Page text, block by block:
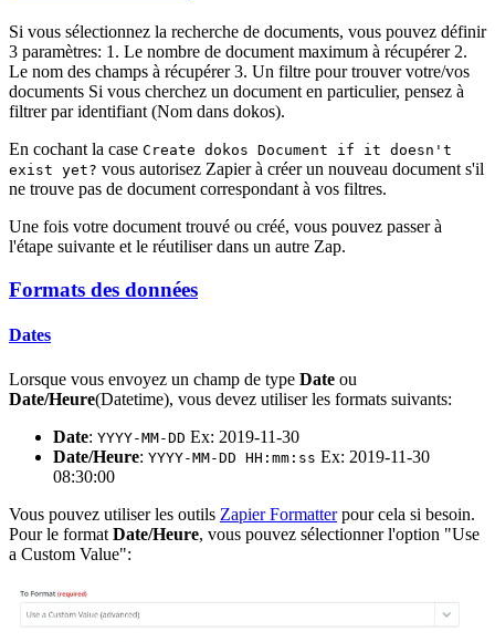
Si vous sélectionnez la recherche de documents, vous pouvez définir
3 paramètres: 1. Le nombre de document maximum à récupérer 2.
Le nom des champs à récupérer 3. Un filtre pour trouver votre/vos
documents Si vous cherchez un document en particulier, pensez à
filtrer par identifiant (Nom dans dokos).
En cochant la case Create dokos Document if it doesn't
exist yet? vous autorisez Zapier à créer un nouveau document s'il
ne trouve pas de document correspondant à vos filtres.
Une fois votre document trouvé ou créé, vous pouvez passer à
l'étape suivante et le réutiliser dans un autre Zap.
Formats des données
Dates
Lorsque vous envoyez un champ de type Date ou
Date/Heure(Datetime), vous devez utiliser les formats suivants:
Date: YYYY-MM-DD Ex: 2019-11-30
Date/Heure: YYYY-MM-DD HH:mm:ss Ex: 2019-11-30
08:30:00
Vous pouvez utiliser les outils Zapier Formatterpour cela si besoin.
Pour le format Date/Heure, vous pouvez sélectionner l'option "Use
a Custom Value":